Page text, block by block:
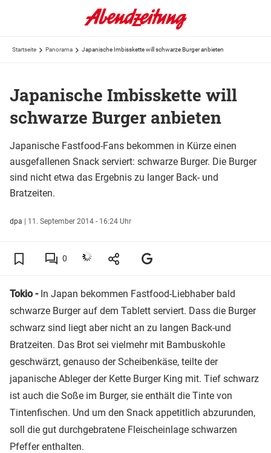
Startseite Panorama Japanische Imbisskette will schwarze Burger anbieten
Japanische Imbisskette will
schwarze Burger anbieten
Japanische Fastfood-Fans bekommen in Kürze einen
ausgefallenen Snack serviert: schwarze Burger. Die Burger
sind nicht etwa das Ergebnis zu langer Back- und
Bratzeiten.
dpa | 11. September 2014 - 16:24 Uhr
0
Tokio - In Japan bekommen Fastfood-Liebhaber bald
schwarze Burger auf dem Tablett serviert. Dass die Burger
schwarz sind liegt aber nicht an zu langen Back-und
Bratzeiten. Das Brot sei vielmehr mit Bambuskohle
geschwärzt, genauso der Scheibenkäse, teilte der
japanische Ableger der Kette Burger King mit. Tief schwarz
ist auch die Soße im Burger, sie enthält die Tinte von
Tintenfischen. Und um den Snack appetitlich abzurunden,
soll die gut durchgebratene Fleischeinlage schwarzen
Pfeffer enthalten.